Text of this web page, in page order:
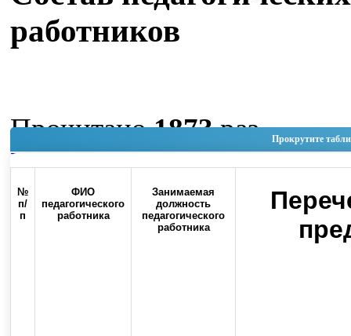
работников
Прокрутите
№
п/
п
ФИО
педагогического
работника
Занимаемая
должность
педагогического
работника
Прочитано1873раз
Наверх